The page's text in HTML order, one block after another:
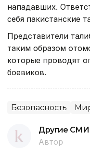
нападавших.
себя пакистанские
Представители
таким образом
которые проводят
боевиков.
Безопасность
Другие СМИ
Автор